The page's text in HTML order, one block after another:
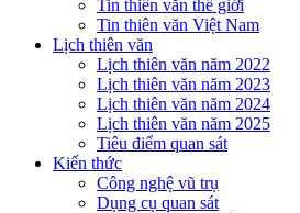
Tin thiên văn thế giới
Tin thiên văn Việt Nam
Lịch thiên văn
Lịch thiên văn năm 2022
Lịch thiên văn năm 2023
Lịch thiên văn năm 2024
Lịch thiên văn năm 2025
Tiêu điểm quan sát
Kiến thức
Công nghệ vũ trụ
Dụng cụ quan sát